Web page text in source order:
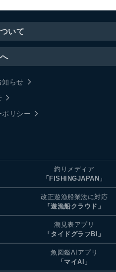
いて
知らせ
ポリシー
釣りメディア
「FISHINGJAPAN」
改正遊漁船業法に対応
「遊漁船クラウド」
潮見表アプリ
「タイドグラフBI」
魚図鑑AIアプリ
「マイAI」